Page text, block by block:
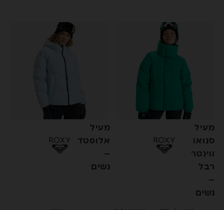
מעיל
סנואו
ווינטר
רבל
–
נשים
מעיל
אלופטד
–
נשים